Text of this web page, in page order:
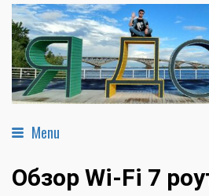
Menu
Обзор Wi-Fi 7